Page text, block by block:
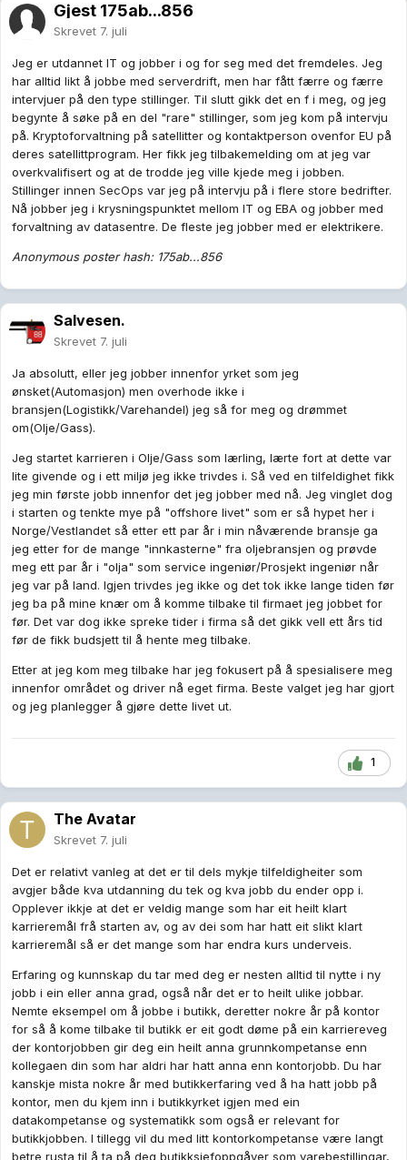
Gjest 175ab...856
Skrevet 7. juli
Jeg er utdannet IT og jobber i og for seg med det fremdeles. Jeg
har alltid likt å jobbe med serverdrift, men har fått færre og færre
intervjuer på den type stillinger. Til slutt gikk det en f i meg, og jeg
begynte å søke på en del "rare" stillinger, som jeg kom på intervju
på. Kryptoforvaltning på satellitter og kontaktperson ovenfor EU på
deres satellittprogram. Her fikk jeg tilbakemelding om at jeg var
overkvalifisert og at de trodde jeg ville kjede meg i jobben.
Stillinger innen SecOps var jeg på intervju på i flere store bedrifter.
Nå jobber jeg i krysningspunktet mellom IT og EBA og jobber med
forvaltning av datasentre. De fleste jeg jobber med er elektrikere.
Anonymous poster hash: 175ab...856
Salvesen.
Skrevet 7. juli
Ja absolutt, eller jeg jobber innenfor yrket som jeg
ønsket(Automasjon) men overhode ikke i
bransjen(Logistikk/Varehandel) jeg så for meg og drømmet
om(Olje/Gass).
Jeg startet karrieren i Olje/Gass som lærling, lærte fort at dette var
lite givende og i ett miljø jeg ikke trivdes i. Så ved en tilfeldighet fikk
jeg min første jobb innenfor det jeg jobber med nå. Jeg vinglet dog
i starten og tenkte mye på "offshore livet" som er så hypet her i
Norge/Vestlandet så etter ett par år i min nåværende bransje ga
jeg etter for de mange "innkasterne" fra oljebransjen og prøvde
meg ett par år i "olja" som service ingeniør/Prosjekt ingeniør når
jeg var på land. Igjen trivdes jeg ikke og det tok ikke lange tiden før
jeg ba på mine knær om å komme tilbake til firmaet jeg jobbet for
før. Det var dog ikke spreke tider i firma så det gikk vell ett års tid
før de fikk budsjett til å hente meg tilbake.
Etter at jeg kom meg tilbake har jeg fokusert på å spesialisere meg
innenfor området og driver nå eget firma. Beste valget jeg har gjort
og jeg planlegger å gjøre dette livet ut.
1
The Avatar
Skrevet 7. juli
Det er relativt vanleg at det er til dels mykje tilfeldigheiter som
avgjer både kva utdanning du tek og kva jobb du ender opp i.
Opplever ikkje at det er veldig mange som har eit heilt klart
karrieremål frå starten av, og av dei som har hatt eit slikt klart
karrieremål så er det mange som har endra kurs underveis.
Erfaring og kunnskap du tar med deg er nesten alltid til nytte i ny
jobb i ein eller anna grad, også når det er to heilt ulike jobbar.
Nemte eksempel om å jobbe i butikk, deretter nokre år på kontor
for så å kome tilbake til butikk er eit godt døme på ein karriereveg
der kontorjobben gir deg ein heilt anna grunnkompetanse enn
kollegaen din som har aldri har hatt anna enn kontorjobb. Du har
kanskje mista nokre år med butikkerfaring ved å ha hatt jobb på
kontor, men du kjem inn i butikkyrket igjen med ein
datakompetanse og systematikk som også er relevant for
butikkjobben. I tillegg vil du med litt kontorkompetanse være langt
betre rusta til å ta på deg butikksjefoppgåver som varebestillingar,